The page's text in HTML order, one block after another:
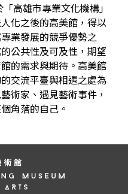
高雄市專業文化機構」
化之後的高美館，得以
業發展的競爭優勢之
公共性及可及性，期望
的需求與期待。高美館
交流平臺與相遇之處為
術家、遇見藝術事件，
角落的自己。